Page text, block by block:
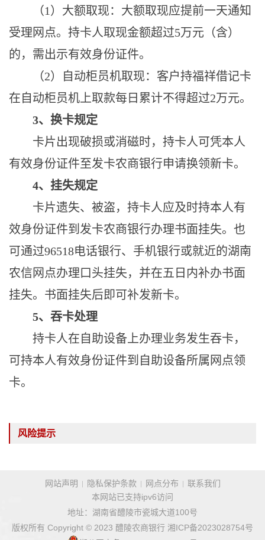
（1）大额取现：大额取现应提前一天通知
受理网点。持卡人取现金额超过5万元（含）
的，需出示有效身份证件。
（2）自动柜员机取现：客户持福祥借记卡
在自动柜员机上取款每日累计不得超过2万元。
3、换卡规定
卡片出现破损或消磁时，持卡人可凭本人
有效身份证件至发卡农商银行申请换领新卡。
4、挂失规定
卡片遗失、被盗，持卡人应及时持本人有
效身份证件到发卡农商银行办理书面挂失。也
可通过96518电话银行、手机银行或就近的湖南
农信网点办理口头挂失，并在五日内补办书面
挂失。书面挂失后即可补发新卡。
5、吞卡处理
持卡人在自助设备上办理业务发生吞卡，
可持本人有效身份证件到自助设备所属网点领
卡。
风险提示
网站声明 隐私保护条款 网点分布
联系我们
本网站已支持ipv6访问
地址：湖南省醴陵市瓷城大道100号
版权所有 Copyright © 2023 醴陵农商银行 湘ICP备2023028754号